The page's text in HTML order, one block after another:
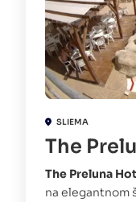
SLIEMA
The
The Preluna
na elegantnom